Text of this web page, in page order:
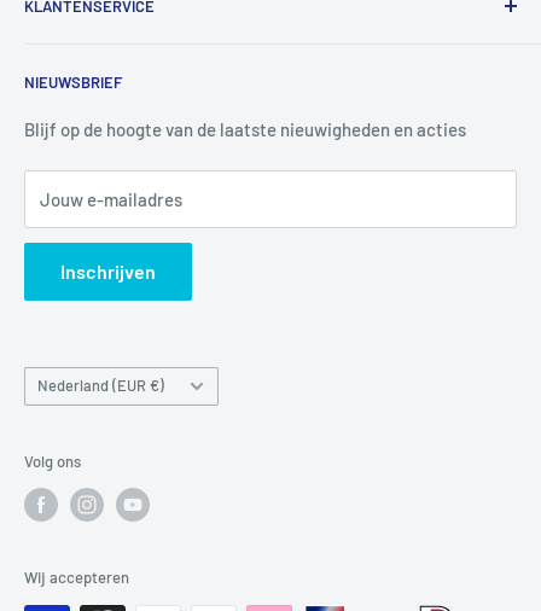
Utrechtlaan 9
Tel:+31 6 345 30 448
Mail:info@luchtbuks.com
KLANTENSERVICE
Informatie
Privacybeleid
Verzendbeleid
Search
NIEUWSBRIEF
Blijf op de hoogte van de laatste nieuwigheden en acties
Jouw e-mailadres
Inschrijven
Land/regio
Nederland (EUR €)
Volg ons
Wij accepteren